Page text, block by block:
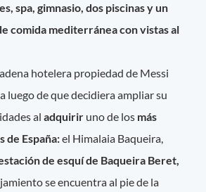
spa, gimnasio, dos piscinas y un
comida mediterránea con vistas al
hotelera propiedad de Messi
luego de que decidiera ampliar su
aladquirir uno de los más
de España:el Himalaia Baqueira,
de esquí de Baqueira Beret,
se encuentra al pie de la